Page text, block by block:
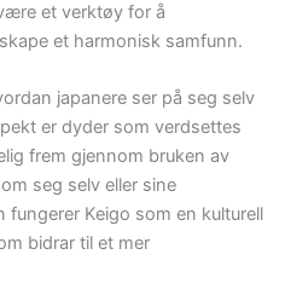
et verktøy for å
et harmonisk samfunn.
japanere ser på seg selv
er dyder som verdsettes
frem gjennom bruken av
seg selv eller sine
fungerer Keigo som en kulturell
bidrar til et mer